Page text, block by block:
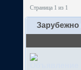
Страница 1 из 1
Зарубежно